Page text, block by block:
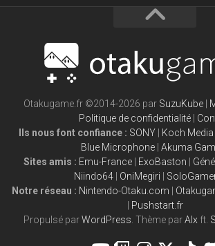
Otakugame.fr ©2014-2026 par SuzuKube|
Politique de confidentialité|
Ils nous font confiance : SONY | Koch Media
Blue Microphone | Akuma
Sites amis : Emu-France | ExoBaston |
Niindo64 | OniMegiri |
Notre réseau : Nintendo-Otaku.com |
| Pushstart.fr
Propulsé parWordPress . Thème parAlx ft.